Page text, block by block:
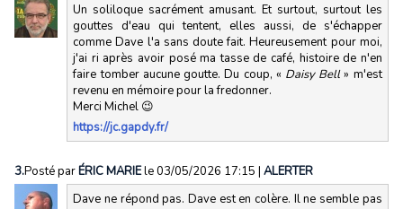
Un soliloque sacrément amusant. Et surtout, surtout les
gouttes d'eau qui tentent, elles aussi, de s'échapper
comme Dave l'a sans doute fait. Heureusement pour moi,
j'ai ri après avoir posé ma tasse de café, histoire de n'en
faire tomber aucune goutte. Du coup, « Daisy Bell» m'est
revenu en mémoire pour la fredonner.
Merci Michel 😉
https://jc.gapdy.fr/
3.Posté parÉRIC MARIEle 03/05/2026 17:15 | ALERTER
Dave ne répond pas. Dave est en colère. Il ne semble pas